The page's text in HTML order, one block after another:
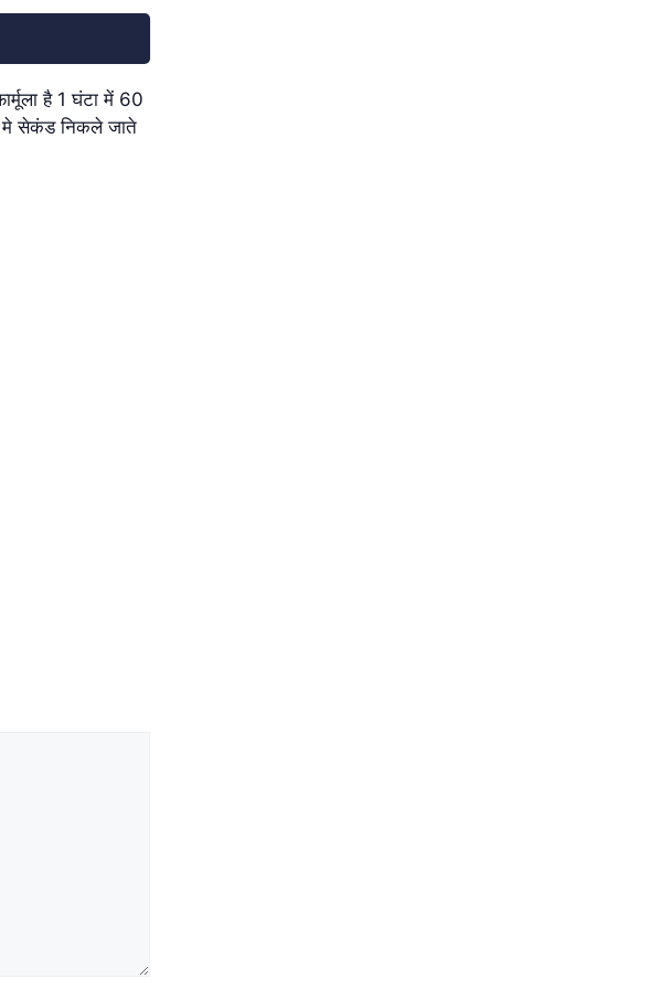
है 1 घंटा में 60
सेकंड निकले जाते